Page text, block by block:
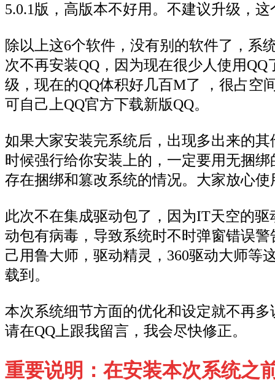
5.0.1版，高版本不好用。不建议升级，
除以上这6个软件，没有别的软件了，系
次不再安装QQ，因为现在很少人使用
级，现在的QQ体积好几百M了 ，很占空
可自己上QQ官方下载新版QQ。
如果大家安装完系统后，出现多出来的
时候强行给你安装上的，一定要用无捆
存在捆绑和篡改系统的情况。大家放心使
此次不在集成驱动包了，因为IT天空的
动包有病毒，导致系统时不时弹窗错误
己用鲁大师，驱动精灵，360驱动大师等
载到。
本次系统细节方面的优化和设定就不再
请在QQ上跟我留言，我会尽快修正。
重要说明：在安装本次系统之